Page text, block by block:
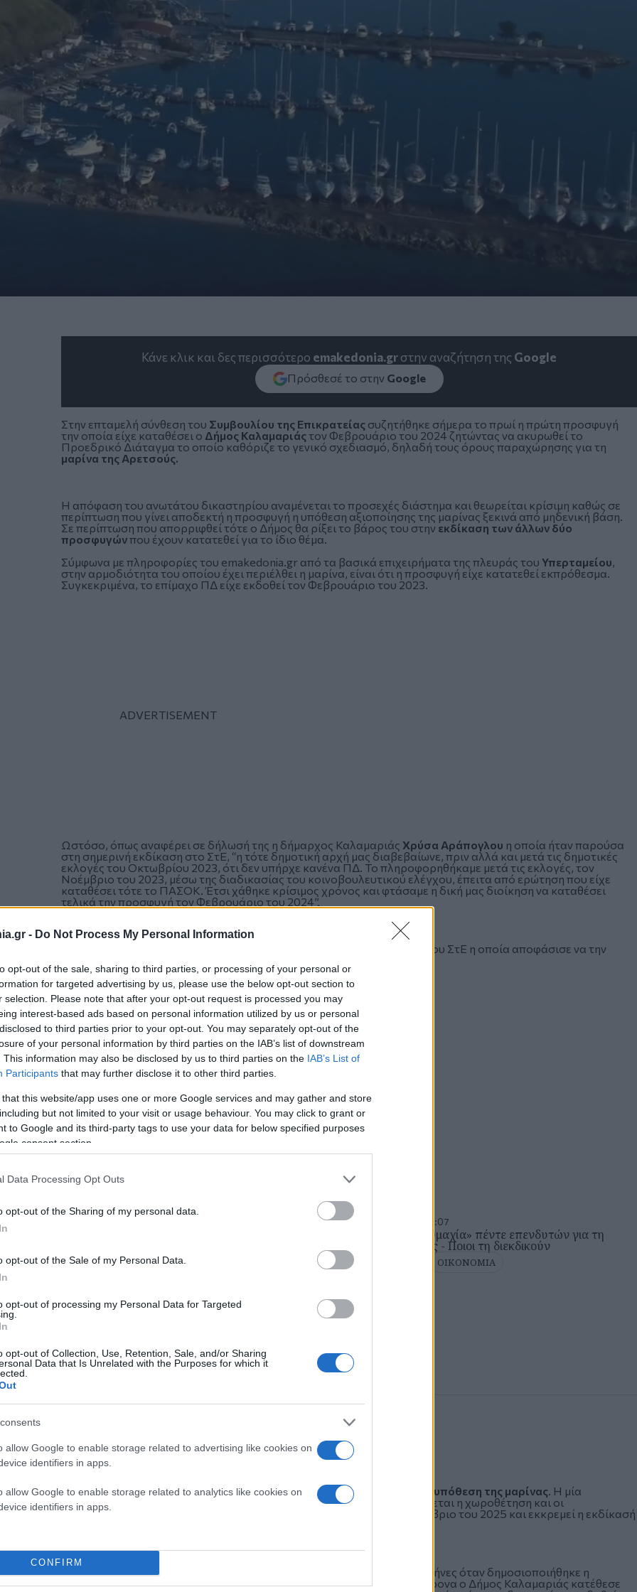
- Do Not Process My Personal Information
opt-out of the sale, sharing to third parties, or processing of your personal or
for targeted advertising by us, please use the below opt-out section to
selection. Please note that after your opt-out request is processed you may
interest-based ads based on personal information utilized by us or personal
to third parties prior to your opt-out. You may separately opt-out of the
of your personal information by third parties on the IAB’s list of downstream
This information may also be disclosed by us to third parties on the IAB’s List of
Participants that may further disclose it to other third parties.
that this website/app uses one or more Google services and may gather and store
but not limited to your visit or usage behaviour. You may click to grant or
to Google and its third-party tags to use your data for below specified purposes
consent section.
Data Processing Opt Outs
opt-out of the Sharing of my personal data.
opt-out of the Sale of my Personal Data.
opt-out of processing my Personal Data for Targeted
opt-out of Collection, Use, Retention, Sale, and/or Sharing
Data that Is Unrelated with the Purposes for which it
allow Google to enable storage related to advertising like cookies on
identifiers in apps.
allow Google to enable storage related to analytics like cookies on
identifiers in apps.
CONFIRM
Κάνε κλικ και δες περισσότερο emakedonia.grστην αναζήτηση της Google
Πρόσθεσέ το στην Google
Στην επταμελή σύνθεση του Συμβουλίου της Επικρατείας συζητήθηκε σήμερα το πρωί η πρώτη προσφυγή
την οποία είχε καταθέσει ο Δήμος Καλαμαριάςτον Φεβρουάριο του 2024 ζητώντας να ακυρωθεί το
Προεδρικό Διάταγμα το οποίο καθόριζε το γενικό σχεδιασμό, δηλαδή τους όρους παραχώρησης για τη
μαρίνα της Αρετσούς.
Η απόφαση του ανωτάτου δικαστηρίου αναμένεται το προσεχές διάστημα και θεωρείται κρίσιμη καθώς σε
περίπτωση που γίνει αποδεκτή η προσφυγή η υπόθεση αξιοποίησης της μαρίνας ξεκινά από μηδενική βάση.
Σε περίπτωση που απορριφθεί τότε ο Δήμος θα ρίξει το βάρος του στην εκδίκαση των άλλων δύο
προσφυγώνπου έχουν κατατεθεί για το ίδιο θέμα.
Σύμφωνα με πληροφορίες του emakedonia.gr από τα βασικά επιχειρήματα της πλευράς του Υπερταμείου
στην αρμοδιότητα του οποίου έχει περιέλθει η μαρίνα, είναι ότι η προσφυγή είχε κατατεθεί εκπρόθεσμα.
Συγκεκριμένα, το επίμαχο ΠΔ είχε εκδοθεί τον Φεβρουάριο του 2023.
Ωστόσο, όπως αναφέρει σε δήλωσή της η δήμαρχος Καλαμαριάς Χρύσα Αράπογλου η οποία ήταν παρούσα
στη σημερινή εκδίκαση στο ΣτΕ, “η τότε δημοτική αρχή μας διαβεβαίωνε, πριν αλλά και μετά τις δημοτικές
εκλογές του Οκτωβρίου 2023, ότι δεν υπήρχε κανένα ΠΔ. Το πληροφορηθήκαμε μετά τις εκλογές, τον
Νοέμβριο του 2023, μέσω της διαδικασίας του κοινοβουλευτικού ελέγχου, έπειτα από ερώτηση που είχε
καταθέσει τότε το ΠΑΣΟΚ. Έτσι χάθηκε κρίσιμος χρόνος και φτάσαμε η δική μας διοίκηση να καταθέσει
τελικά την προσφυγή τον Φεβρουάριο του 2024”.
Η πρώτη συζήτηση επί της προσφυγής έγινε στην πενταμελή σύνθεση του ΣτΕ η οποία αποφάσισε να την
Τρίτη 31 Μαρ 2026, 17:07
Καλαμαριά: «Ναυμαχία» πέντε επενδυτών για τη
Μαρίνα Αρετσούς - Ποιοι τη διεκδικούν
ΘΕΣΣΑΛΟΝΙΚΗ ΟΙΚΟΝΟΜΙΑ
Οι άλλες δύο προσφυγές
ΟΔήμος Καλαμαριάςέχει καταθέσει και άλλες δύο προσφυγές για την υπόθεση της μαρίνας. Η μία
στρέφεται κατά της Κοινής Υπουργικής Απόφασης με την οποία εγκρίνεται η χωροθέτηση και οι
περιβαλλοντικοί όροι της μαρίνας. Η προσφυγή κατατέθηκε τον Οκτώβριο του 2025 και εκκρεμεί η εκδίκασή
Η τελευταία προσφυγή, τρίτη στη σειρά, κατατέθηκε πριν από λίγους μήνες όταν δημοσιοποιήθηκε η
διακήρυξη του διαγωνισμού για την παραχώρηση της μαρίνας. Ταυτόχρονα ο Δήμος Καλαμαριάς κατέθεσε